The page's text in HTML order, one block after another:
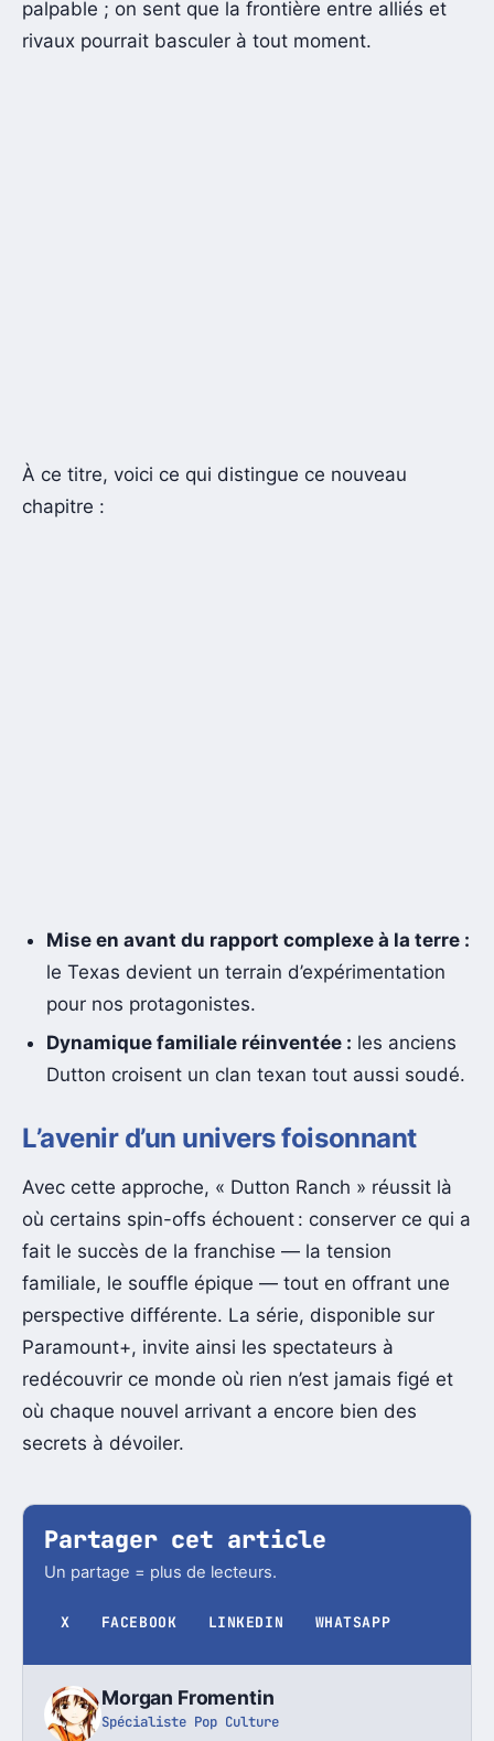
palpable ; on sent que la frontière entre alliés et
rivaux pourrait basculer à tout moment.
À ce titre, voici ce qui distingue ce nouveau
chapitre :
Mise en avant du rapport complexe à la terre :
le Texas devient un terrain d’expérimentation
pour nos protagonistes.
Dynamique familiale réinventée : les anciens
Dutton croisent un clan texan tout aussi soudé.
L’avenir d’un univers foisonnant
Avec cette approche, « Dutton Ranch » réussit là
où certains spin-offs échouent : conserver ce qui a
fait le succès de la franchise — la tension
familiale, le souffle épique — tout en offrant une
perspective différente. La série, disponible sur
Paramount+, invite ainsi les spectateurs à
redécouvrir ce monde où rien n’est jamais figé et
où chaque nouvel arrivant a encore bien des
secrets à dévoiler.
Partager cet article
Un partage = plus de lecteurs.
X FACEBOOK LINKEDIN WHATSAPP
Morgan Fromentin
Spécialiste Pop Culture